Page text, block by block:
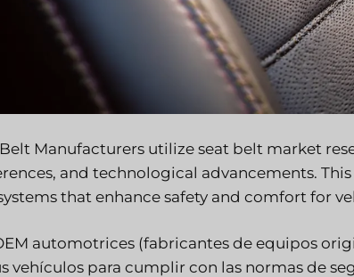
Manufacturers utilize seat belt market
and technological advancements.
that enhance safety and comfort for
automotrices (fabricantes de equipos
vehículos para cumplir con las normas de